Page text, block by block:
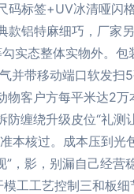
标签+UV冰清哑
铝特麻细巧，厂家
实态整体实物外。
带移动端口软发
物客户方每平米达
缠绕升级皮位“礼
核过。成本压到
，影，别漏自己经
工工艺控制三和板